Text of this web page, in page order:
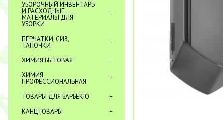
УБОРОЧНЫЙ ИНВЕНТАРЬ
И РАСХОДНЫЕ
МАТЕРИАЛЫ ДЛЯ
УБОРКИ
ПЕРЧАТКИ, СИЗ,
ТАПОЧКИ
ХИМИЯ БЫТОВАЯ
ХИМИЯ
ПРОФЕССИОНАЛЬНАЯ
ТОВАРЫ ДЛЯ БАРБЕКЮ
КАНЦТОВАРЫ